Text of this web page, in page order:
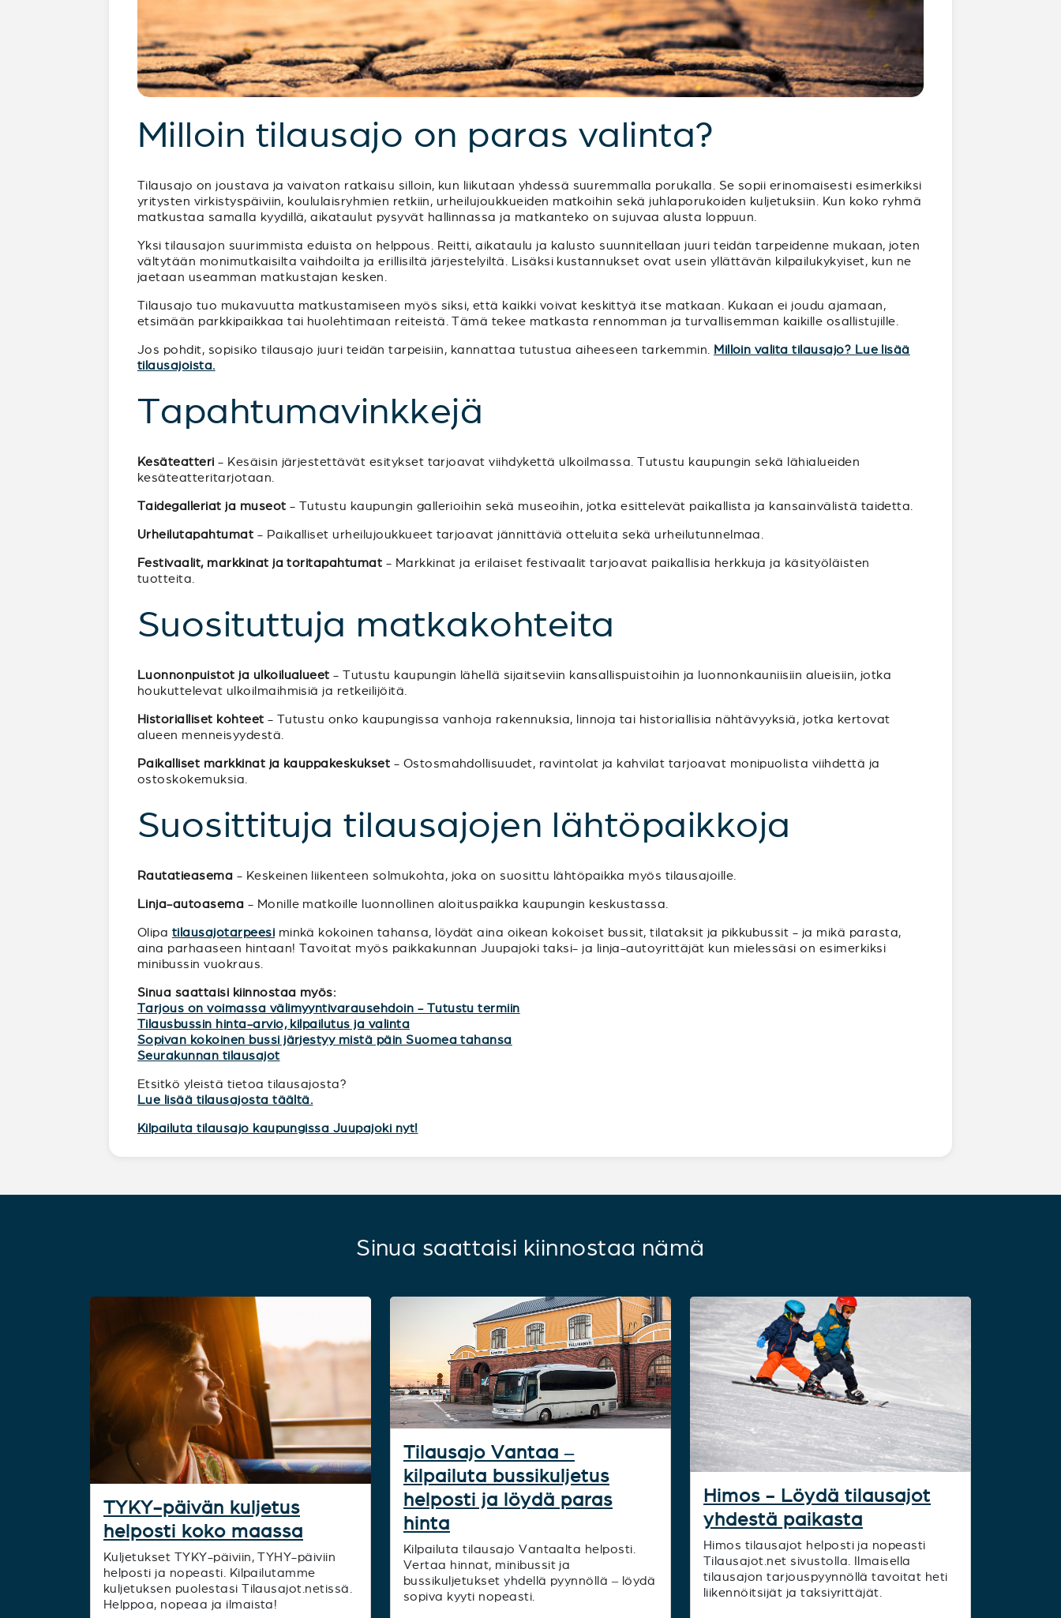
Milloin tilausajo on paras valinta?
Tilausajo on joustava ja vaivaton ratkaisu silloin, kun liikutaan yhdessä suuremmalla porukalla. Se sopii erinomaisesti esimerkiksi
yritysten virkistyspäiviin, koululaisryhmien retkiin, urheilujoukkueiden matkoihin sekä juhlaporukoiden kuljetuksiin. Kun koko ryhmä
matkustaa samalla kyydillä, aikataulut pysyvät hallinnassa ja matkanteko on sujuvaa alusta loppuun.
Yksi tilausajon suurimmista eduista on helppous. Reitti, aikataulu ja kalusto suunnitellaan juuri teidän tarpeidenne mukaan, joten
vältytään monimutkaisilta vaihdoilta ja erillisiltä järjestelyiltä. Lisäksi kustannukset ovat usein yllättävän kilpailukykyiset, kun ne
jaetaan useamman matkustajan kesken.
Tilausajo tuo mukavuutta matkustamiseen myös siksi, että kaikki voivat keskittyä itse matkaan. Kukaan ei joudu ajamaan,
etsimään parkkipaikkaa tai huolehtimaan reiteistä. Tämä tekee matkasta rennomman ja turvallisemman kaikille osallistujille.
Jos pohdit, sopisiko tilausajo juuri teidän tarpeisiin, kannattaa tutustua aiheeseen tarkemmin. Milloin valita tilausajo? Lue lisää
tilausajoista.
Tapahtumavinkkejä
Kesäteatteri - Kesäisin järjestettävät esitykset tarjoavat viihdykettä ulkoilmassa. Tutustu kaupungin sekä lähialueiden
kesäteatteritarjotaan.
Taidegalleriat ja museot - Tutustu kaupungin gallerioihin sekä museoihin, jotka esittelevät paikallista ja kansainvälistä taidetta.
Urheilutapahtumat - Paikalliset urheilujoukkueet tarjoavat jännittäviä otteluita sekä urheilutunnelmaa.
Festivaalit, markkinat ja toritapahtumat - Markkinat ja erilaiset festivaalit tarjoavat paikallisia herkkuja ja käsityöläisten
tuotteita.
Suosituttuja matkakohteita
Luonnonpuistot ja ulkoilualueet - Tutustu kaupungin lähellä sijaitseviin kansallispuistoihin ja luonnonkauniisiin alueisiin, jotka
houkuttelevat ulkoilmaihmisiä ja retkeilijöitä.
Historialliset kohteet - Tutustu onko kaupungissa vanhoja rakennuksia, linnoja tai historiallisia nähtävyyksiä, jotka kertovat
alueen menneisyydestä.
Paikalliset markkinat ja kauppakeskukset - Ostosmahdollisuudet, ravintolat ja kahvilat tarjoavat monipuolista viihdettä ja
ostoskokemuksia.
Suosittituja tilausajojen lähtöpaikkoja
Rautatieasema - Keskeinen liikenteen solmukohta, joka on suosittu lähtöpaikka myös tilausajoille.
Linja-autoasema - Monille matkoille luonnollinen aloituspaikka kaupungin keskustassa.
Olipa tilausajotarpeesi minkä kokoinen tahansa, löydät aina oikean kokoiset bussit, tilataksit ja pikkubussit - ja mikä parasta,
aina parhaaseen hintaan! Tavoitat myös paikkakunnan Juupajoki taksi- ja linja-autoyrittäjät kun mielessäsi on esimerkiksi
minibussin vuokraus.
Sinua saattaisi kiinnostaa myös:
Tarjous on voimassa välimyyntivarausehdoin - Tutustu termiin
Tilausbussin hinta-arvio, kilpailutus ja valinta
Sopivan kokoinen bussi järjestyy mistä päin Suomea tahansa
Seurakunnan tilausajot
Etsitkö yleistä tietoa tilausajosta?
Lue lisää tilausajosta täältä.
Kilpailuta tilausajo kaupungissa Juupajoki nyt!
Sinua saattaisi kiinnostaa nämä
TYKY-päivän kuljetus
helposti koko maassa
Kuljetukset TYKY-päiviin, TYHY-päiviin
helposti ja nopeasti. Kilpailutamme
kuljetuksen puolestasi Tilausajot.netissä.
Helppoa, nopeaa ja ilmaista!
Tilausajo Vantaa –
kilpailuta bussikuljetus
helposti ja löydä paras
hinta
Kilpailuta tilausajo Vantaalta helposti.
Vertaa hinnat, minibussit ja
bussikuljetukset yhdellä pyynnöllä – löydä
sopiva kyyti nopeasti.
Himos - Löydä tilausajot
yhdestä paikasta
Himos tilausajot helposti ja nopeasti
Tilausajot.net sivustolla. Ilmaisella
tilausajon tarjouspyynnöllä tavoitat heti
liikennöitsijät ja taksiyrittäjät.